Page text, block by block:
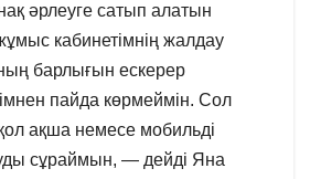
әрлеуге сатып алатын
кабинетімнің жалдау
барлығын ескерер
пайда көрмеймін. Сол
ақша немесе мобильді
сұраймын, — дейді Яна